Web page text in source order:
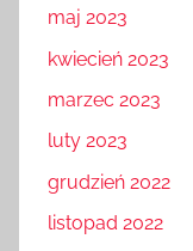
maj 2023
kwiecień 2023
marzec 2023
luty 2023
grudzień 2022
listopad 2022